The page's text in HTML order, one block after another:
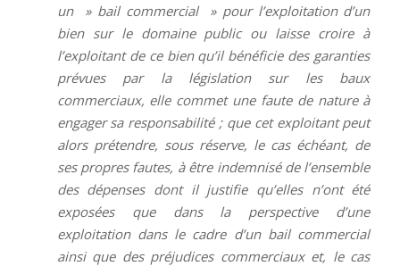
un » bail commercial » pour l’exploitation d’un
bien sur le domaine public ou laisse croire à
l’exploitant de ce bien qu’il bénéficie des garanties
prévues par la législation sur les baux
commerciaux, elle commet une faute de nature à
engager sa responsabilité ; que cet exploitant peut
alors prétendre, sous réserve, le cas échéant, de
ses propres fautes, à être indemnisé de l’ensemble
des dépenses dont il justifie qu’elles n’ont été
exposées que dans la perspective d’une
exploitation dans le cadre d’un bail commercial
ainsi que des préjudices commerciaux et, le cas